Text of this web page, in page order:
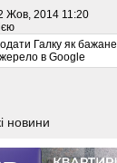
Жов, 2014 11:20
Галку як бажане
в Google
новини